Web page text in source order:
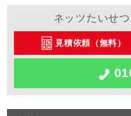
ネッツたいせ
見積依頼（無料）